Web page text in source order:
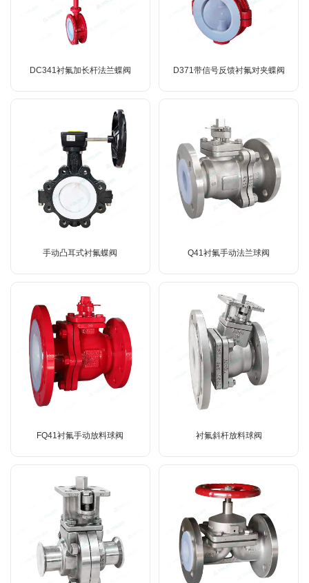
DC341衬氟加长杆法兰蝶阀 D371带信号反馈衬氟对夹蝶阀
手动凸耳式衬氟蝶阀 Q41衬氟手动法兰球阀
FQ41衬氟手动放料球阀 衬氟斜杆放料球阀